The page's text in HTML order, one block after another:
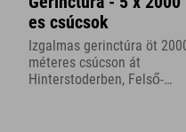
es csúcsok
Izgalmas gerinctúra öt
méteres csúcson át
Hinterstoderben, Felső-